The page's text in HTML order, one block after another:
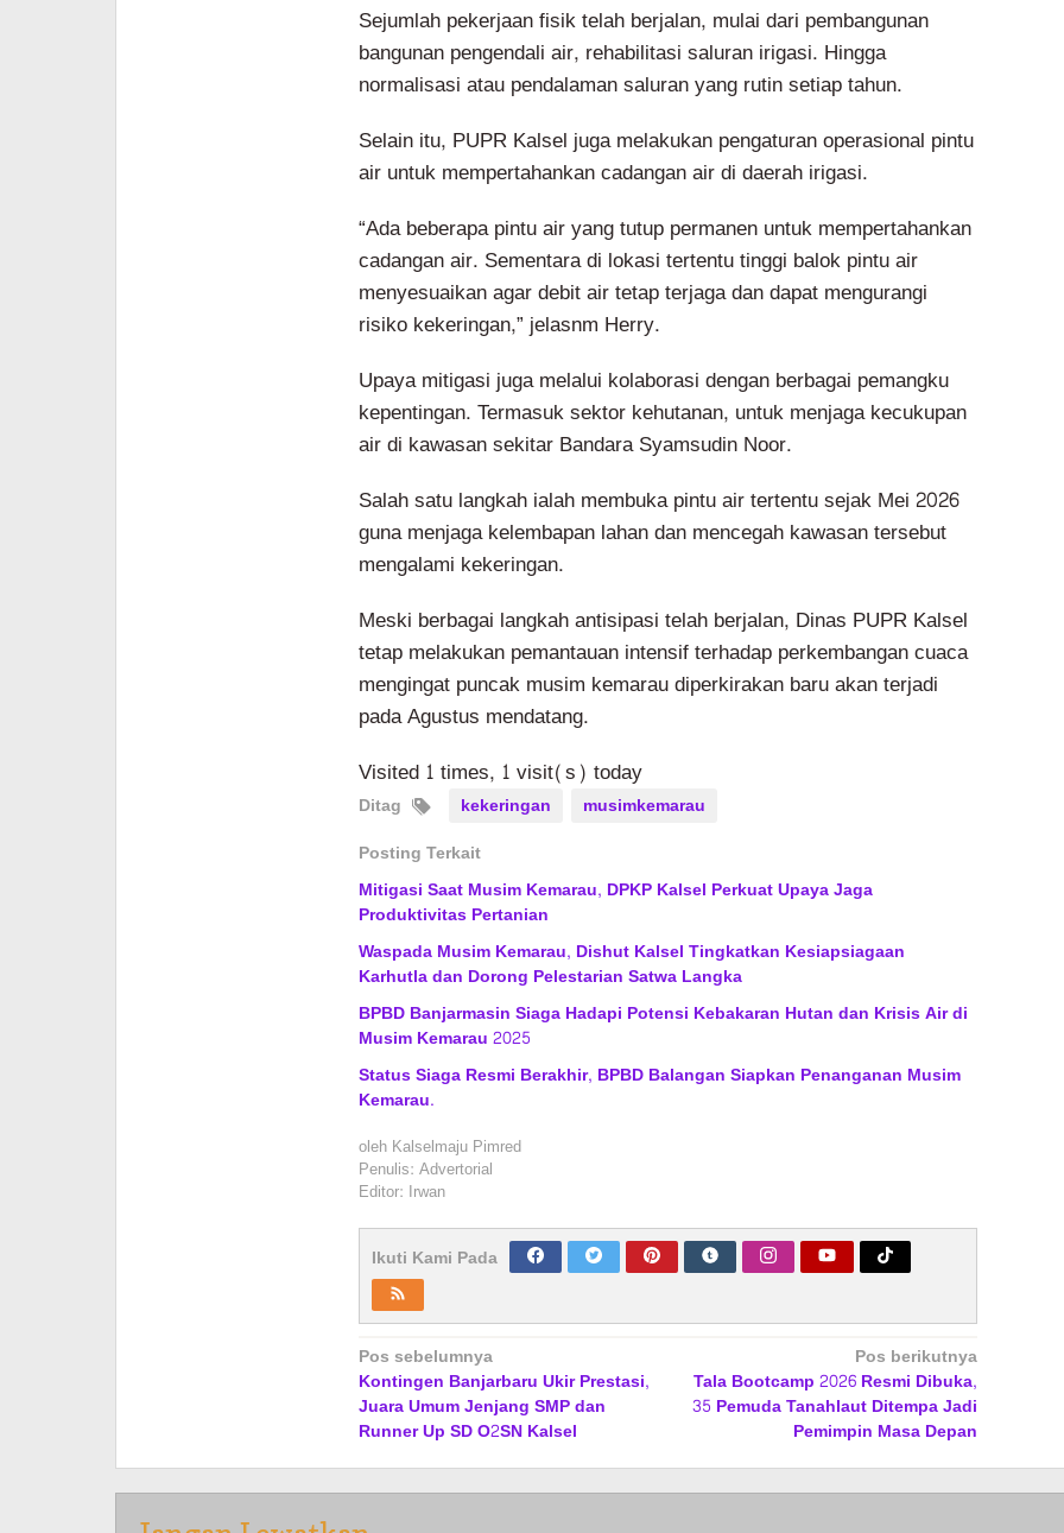
Sejumlah pekerjaan fisik telah berjalan, mulai dari pembangunan
bangunan pengendali air, rehabilitasi saluran irigasi. Hingga
normalisasi atau pendalaman saluran yang rutin setiap tahun.
Selain itu, PUPR Kalsel juga melakukan pengaturan operasional pintu
air untuk mempertahankan cadangan air di daerah irigasi.
“Ada beberapa pintu air yang tutup permanen untuk mempertahankan
cadangan air. Sementara di lokasi tertentu tinggi balok pintu air
menyesuaikan agar debit air tetap terjaga dan dapat mengurangi
risiko kekeringan,” jelasnm Herry.
Upaya mitigasi juga melalui kolaborasi dengan berbagai pemangku
kepentingan. Termasuk sektor kehutanan, untuk menjaga kecukupan
air di kawasan sekitar Bandara Syamsudin Noor.
Salah satu langkah ialah membuka pintu air tertentu sejak Mei 2026
guna menjaga kelembapan lahan dan mencegah kawasan tersebut
mengalami kekeringan.
Meski berbagai langkah antisipasi telah berjalan, Dinas PUPR Kalsel
tetap melakukan pemantauan intensif terhadap perkembangan cuaca
mengingat puncak musim kemarau diperkirakan baru akan terjadi
pada Agustus mendatang.
Visited 1 times, 1 visit(s) today
Ditag kekeringan
musimkemarau
Posting Terkait
Mitigasi Saat Musim Kemarau, DPKP Kalsel Perkuat Upaya Jaga
Produktivitas Pertanian
Waspada Musim Kemarau, Dishut Kalsel Tingkatkan Kesiapsiagaan
Karhutla dan Dorong Pelestarian Satwa Langka
BPBD Banjarmasin Siaga Hadapi Potensi Kebakaran Hutan dan Krisis Air di
Musim Kemarau 2025
Status Siaga Resmi Berakhir, BPBD Balangan Siapkan Penanganan Musim
Kemarau.
oleh Kalselmaju Pimred
Penulis: Advertorial
Editor: Irwan
Ikuti Kami Pada
Navigasi
pos
Pos sebelumnya
Kontingen Banjarbaru Ukir Prestasi,
Juara Umum Jenjang SMP dan
Runner Up SD O2SN Kalsel
Pos berikutnya
Tala Bootcamp 2026 Resmi Dibuka,
35 Pemuda Tanahlaut Ditempa Jadi
Pemimpin Masa Depan